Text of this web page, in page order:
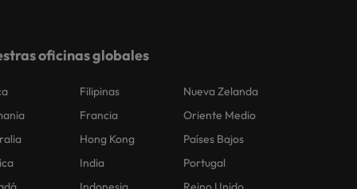
oficinas globales
Filipinas
Francia
Hong Kong
India
Nueva Zelanda
Oriente Medio
Países Bajos
Portugal